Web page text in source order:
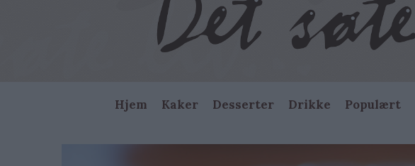
Main
navigation
Hjem Kaker Desserter Drikke Populært